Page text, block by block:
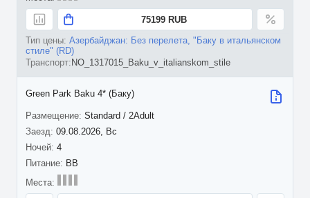
75199 RUB
Азербайджан: Без перелета, "Баку в итальянском
стиле" (RD)
NO_1317015_Baku_v_italianskom_stile
09.08.2026, Вс
4
Green Park Baku 4* (Баку)
Standard / 2Adult
BB